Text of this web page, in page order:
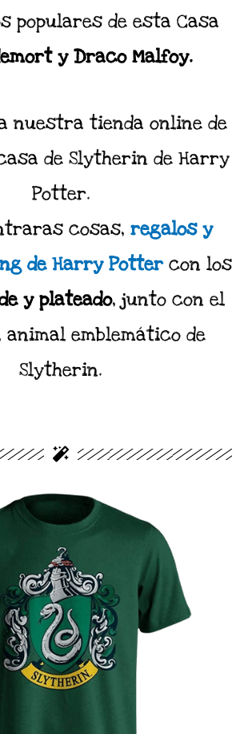
populares de esta Casa
y Draco Malfoy.
nuestra tienda online de
de Slytherin de Harry
Potter.
cosas, regalos y
de Harry Pottercon los
y plateado, junto con el
animal emblemático de
Slytherin.